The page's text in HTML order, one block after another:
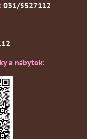
031/5527112
a nábytok: